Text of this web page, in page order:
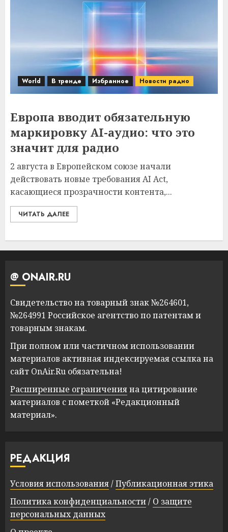
World В тренде Избранное Новости радио
Европа вводит обязательную
маркировку AI-аудио: что это
значит для радио
2 августа в Европейском союзе начали
действовать новые требования AI Act,
касающиеся прозрачности контента,...
ЧИТАТЬ ДАЛЕЕ
@ ONAIR.RU
Свидетельство на товарный знак №264601,
№264991 Российское агентство по патентам и
товарным знакам.
При полном или частичном использовании
материалов активная индексируемая ссылка на
сайт OnAir.Ru обязательна!
Расширенные ограниченияна цитирование
материалов с пометкой «Редакционный
материал».
РЕДАКЦИЯ
Условия использования/Публикационная этика
Политика конфиденциальности/ О защите
персональных данных